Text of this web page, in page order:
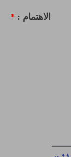
الاهتمام : *